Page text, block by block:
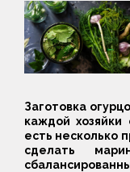
Заготовка
каждой
есть несколько
сделать